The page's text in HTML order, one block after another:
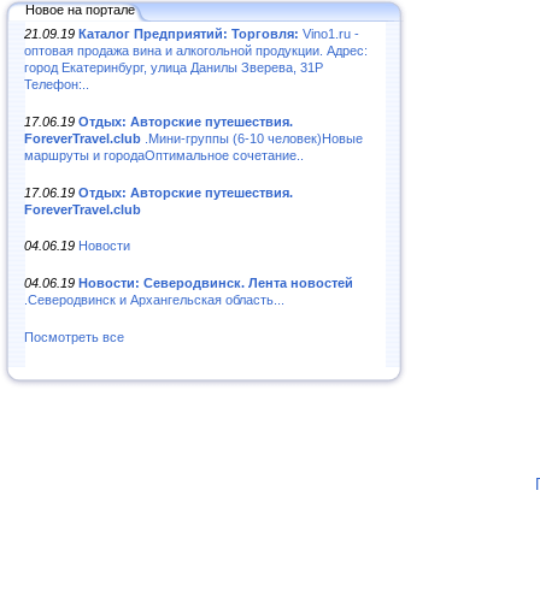
Новое на портале
21.09.19 Каталог Предприятий: Торговля: Vino1.ru -
оптовая продажа вина и алкогольной продукции. Адрес:
город Екатеринбург, улица Данилы Зверева, 31Р
Телефон:..
17.06.19 Отдых: Авторские путешествия.
ForeverTravel.club .Мини-группы (6-10 человек)Новые
маршруты и городаОптимальное сочетание..
17.06.19 Отдых: Авторские путешествия.
ForeverTravel.club
04.06.19 Новости
04.06.19 Новости: Северодвинск. Лента новостей
.Северодвинск и Архангельская область...
Посмотреть все